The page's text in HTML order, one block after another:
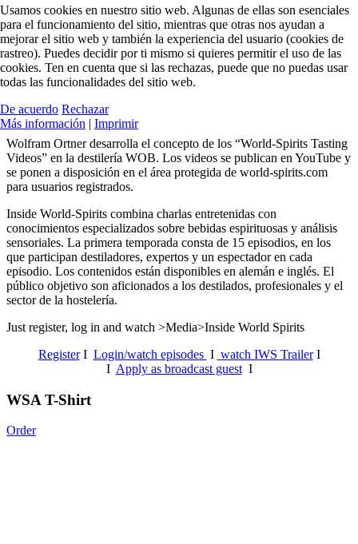
Wolfram Ortner desarrolla el concepto de los “World-Spirits Tasting
Videos” en la destilería WOB. Los videos se publican en YouTube y
se ponen a disposición en el área protegida de world-spirits.com
para usuarios registrados.
Inside World-Spirits combina charlas entretenidas con
conocimientos especializados sobre bebidas espirituosas y análisis
sensoriales. La primera temporada consta de 15 episodios, en los
que participan destiladores, expertos y un espectador en cada
episodio. Los contenidos están disponibles en alemán e inglés. El
público objetivo son aficionados a los destilados, profesionales y el
sector de la hostelería.
Just register, log in and watch >Media>Inside World Spirits
RegisterI Login/watch episodes I watch IWS TrailerI
I Apply as broadcast guestI
WSA T-Shirt
Order
Usamos cookies en nuestro sitio web. Algunas de ellas son esenciales
para el funcionamiento del sitio, mientras que otras nos ayudan a
mejorar el sitio web y también la experiencia del usuario (cookies de
rastreo). Puedes decidir por ti mismo si quieres permitir el uso de las
cookies. Ten en cuenta que si las rechazas, puede que no puedas usar
todas las funcionalidades del sitio web.
De acuerdo Rechazar
Más información | Imprimir